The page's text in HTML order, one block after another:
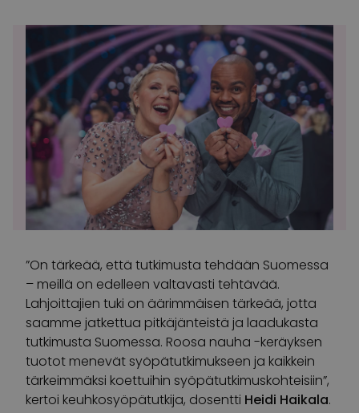
”On tärkeää, että tutkimusta tehdään Suomessa
– meillä on edelleen valtavasti tehtävää.
Lahjoittajien tuki on äärimmäisen tärkeää, jotta
saamme jatkettua pitkäjänteistä ja laadukasta
tutkimusta Suomessa. Roosa nauha -keräyksen
tuotot menevät syöpätutkimukseen ja kaikkein
tärkeimmäksi koettuihin syöpätutkimuskohteisiin”,
kertoi keuhkosyöpätutkija, dosentti Heidi Haikala.